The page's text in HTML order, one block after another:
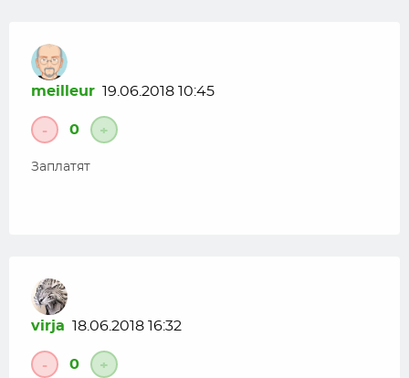
meilleur 19.06.2018 10:45
- 0 +
Заплатят
virja 18.06.2018 16:32
- 0 +